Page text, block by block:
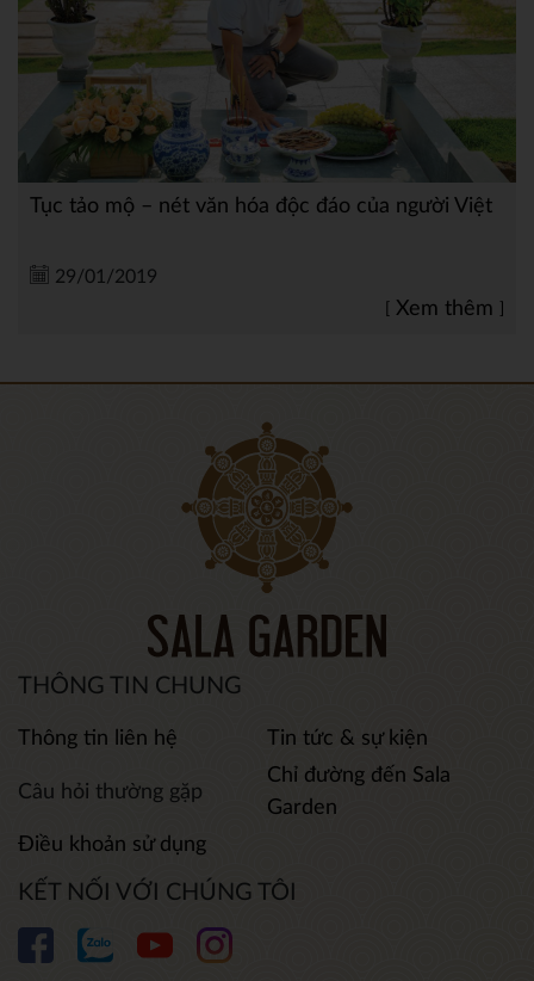
Tục tảo mộ – nét văn hóa độc đáo của người Việt
29/01/2019
Xem thêm
THÔNG TIN CHUNG
Thông tin liên hệ Tin tức & sự kiện
Câu hỏi thường gặp
Chỉ đường đến Sala
Garden
Điều khoản sử dụng
KẾT NỐI VỚI CHÚNG TÔI